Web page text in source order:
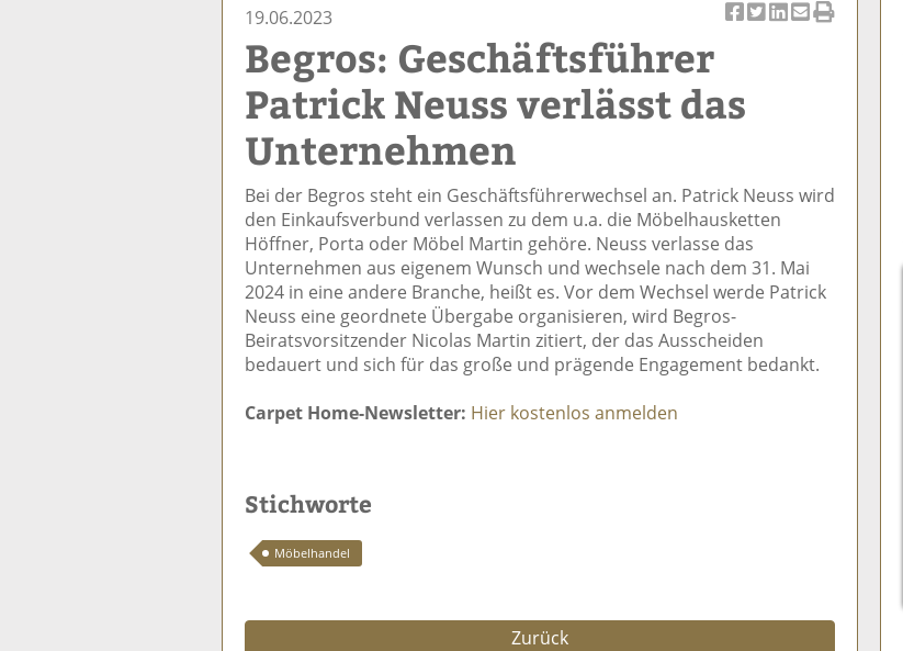
el
F
ac
e
b
o
o
k
te
il
er
n
n
k
di
n
il
e
m
v
er
n
d
ck
e
19.06.2023
Begros: Geschäftsführer
Patrick Neuss verlässt das
Unternehmen
Bei der Begros steht ein Geschäftsführerwechsel an. Patrick Neuss wird
den Einkaufsverbund verlassen zu dem u.a. die Möbelhausketten
Höffner, Porta oder Möbel Martin gehöre. Neuss verlasse das
Unternehmen aus eigenem Wunsch und wechsele nach dem 31. Mai
2024 in eine andere Branche, heißt es. Vor dem Wechsel werde Patrick
Neuss eine geordnete Übergabe organisieren, wird Begros-
Beiratsvorsitzender Nicolas Martin zitiert, der das Ausscheiden
bedauert und sich für das große und prägende Engagement bedankt.
Carpet Home-Newsletter: Hier kostenlos anmelden
Stichworte
Möbelhandel
Zurück